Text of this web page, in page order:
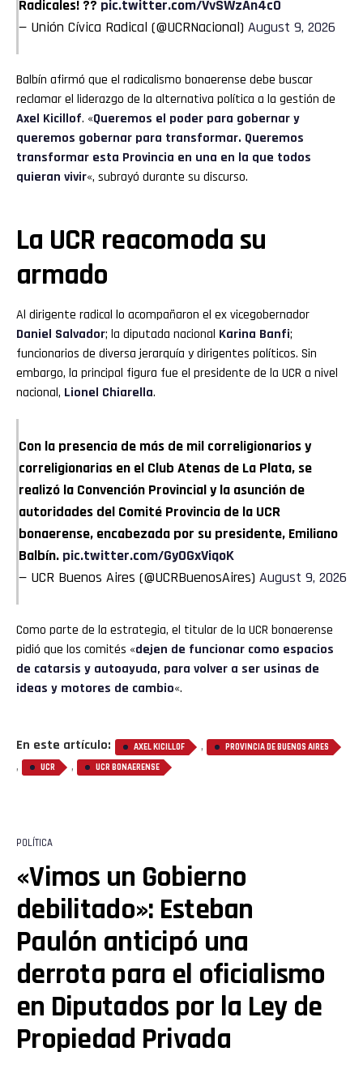
Radicales! ?? pic.twitter.com/VvSWzAn4c0
— Unión Cívica Radical (@UCRNacional) August 9, 2026
Balbín afirmó que el radicalismo bonaerense debe buscar
reclamar el liderazgo de la alternativa política a la gestión de
Axel Kicillof. «Queremos el poder para gobernar y
queremos gobernar para transformar. Queremos
transformar esta Provincia en una en la que todos
quieran vivir«, subrayó durante su discurso.
La UCR reacomoda su
armado
Al dirigente radical lo acompañaron el ex vicegobernador
Daniel Salvador; la diputada nacional Karina Banfi;
funcionarios de diversa jerarquía y dirigentes políticos. Sin
embargo, la principal figura fue el presidente de la UCR a nivel
nacional, Lionel Chiarella.
Con la presencia de más de mil correligionarios y
correligionarias en el Club Atenas de La Plata, se
realizó la Convención Provincial y la asunción de
autoridades del Comité Provincia de la UCR
bonaerense, encabezada por su presidente, Emiliano
Balbín. pic.twitter.com/GyOGxViqoK
— UCR Buenos Aires (@UCRBuenosAires) August 9, 2026
Como parte de la estrategia, el titular de la UCR bonaerense
pidió que los comités «dejen de funcionar como espacios
de catarsis y autoayuda, para volver a ser usinas de
ideas y motores de cambio«.
En este artículo: AXEL KICILLOF , PROVINCIA DE BUENOS AIRES
, UCR , UCR BONAERENSE
POLÍTICA
«Vimos un Gobierno
debilitado»: Esteban
Paulón anticipó una
derrota para el oficialismo
en Diputados por la Ley de
Propiedad Privada